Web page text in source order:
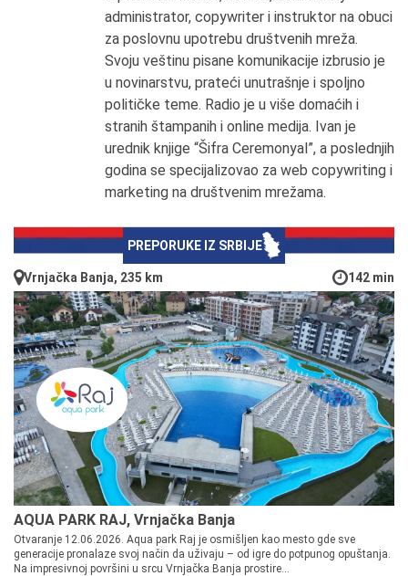
administrator, copywriter i instruktor na obuci
za poslovnu upotrebu društvenih mreža.
Svoju veštinu pisane komunikacije izbrusio je
u novinarstvu, prateći unutrašnje i spoljno
političke teme. Radio je u više domaćih i
stranih štampanih i online medija. Ivan je
urednik knjige “Šifra Ceremonyal”, a poslednjih
godina se specijalizovao za web copywriting i
marketing na društvenim mrežama.
PREPORUKE IZ SRBIJE
Vrnjačka Banja, 235 km 142 min
AQUA PARK RAJ, Vrnjačka Banja
Otvaranje 12.06.2026. Aqua park Raj je osmišljen kao mesto gde sve
generacije pronalaze svoj način da uživaju – od igre do potpunog opuštanja.
Na impresivnoj površini u srcu Vrnjačka Banja prostire...